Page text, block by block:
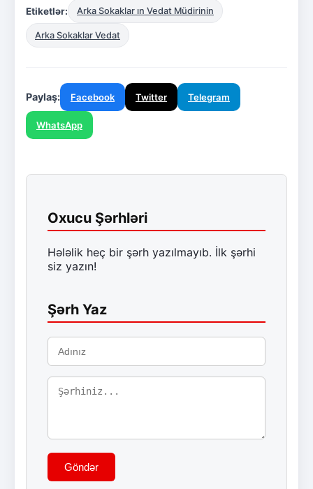
Etiketlər: Arka Sokaklar ın Vedat Müdirinin
Arka Sokaklar Vedat
Paylaş: Facebook Twitter Telegram
WhatsApp
Oxucu Şərhləri
Hələlik heç bir şərh yazılmayıb. İlk şərhi
siz yazın!
Şərh Yaz
Göndər